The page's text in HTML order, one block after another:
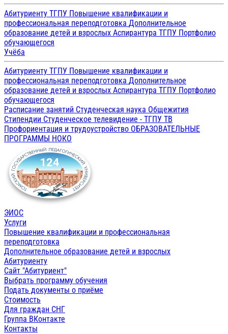
Абитуриенту ТГПУ Повышение квалификации и
профессиональная переподготовка Дополнительное
образование детей и взрослых Аспирантура ТГПУ Портфолио
обучающегося
Учёба
Абитуриенту ТГПУ Повышение квалификации и
профессиональная переподготовка Дополнительное
образование детей и взрослых Аспирантура ТГПУ Портфолио
обучающегося
Расписание занятий Студенческая наука Общежития
Стипендии Студенческое телевидение - ТГПУ ТВ
Профориентация и трудоустройство ОБРАЗОВАТЕЛЬНЫЕ
ПРОГРАММЫ НОКО
ЭИОС
Услуги
Повышение квалификации и профессиональная
переподготовка
Дополнительное образование детей и взрослых
Абитуриенту
Сайт "Абитуриент"
Выбрать программу обучения
Подать документы о приёме
Стоимость
Для граждан СНГ
Группа ВКонтакте
Контакты